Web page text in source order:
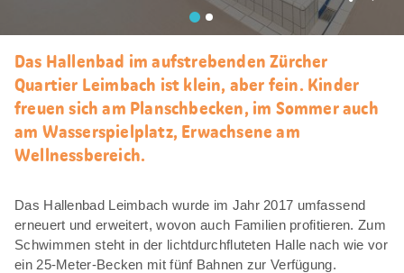
Das Hallenbad im aufstrebenden Zürcher
Quartier Leimbach ist klein, aber fein. Kinder
freuen sich am Planschbecken, im Sommer auch
am Wasserspielplatz, Erwachsene am
Wellnessbereich.
Das Hallenbad Leimbach wurde im Jahr 2017 umfassend
erneuert und erweitert, wovon auch Familien profitieren. Zum
Schwimmen steht in der lichtdurchfluteten Halle nach wie vor
ein 25-Meter-Becken mit fünf Bahnen zur Verfügung.